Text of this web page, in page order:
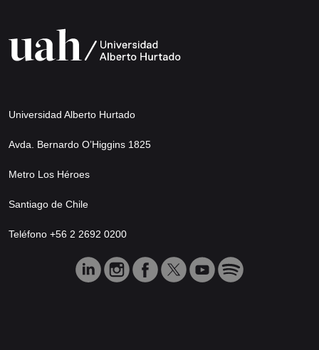
Universidad Alberto Hurtado
Avda. Bernardo O’Higgins 1825
Metro Los Héroes
Santiago de Chile
Teléfono +56 2 2692 0200